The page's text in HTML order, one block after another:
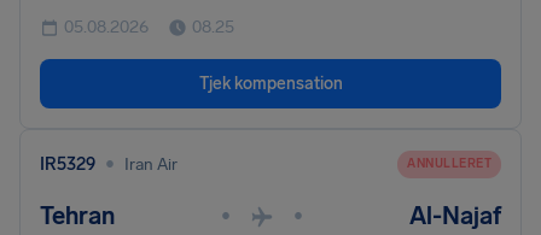
05.08.2026 08.25
Tjek kompensation
IR5329 • Iran Air ANNULLERET
Tehran • • Al-Najaf